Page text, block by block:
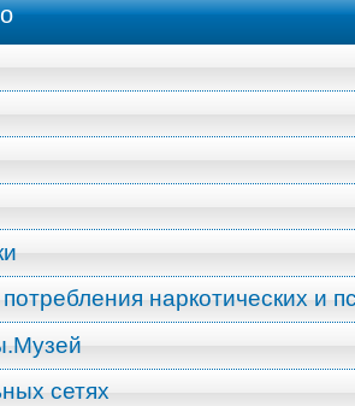
наркотических и
сетях